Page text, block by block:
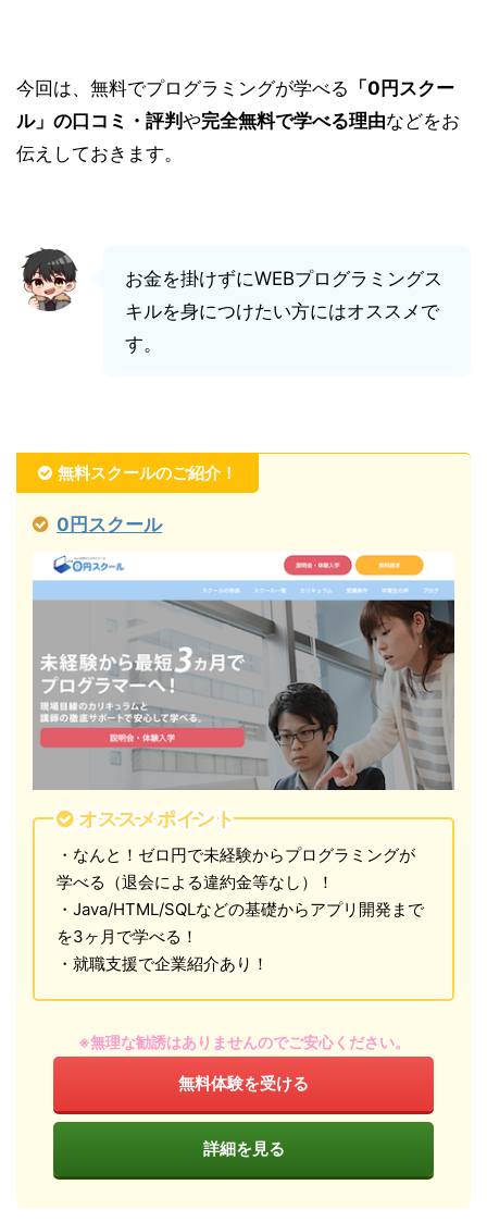
今回は、無料でプログラミングが学べる 「0円スクー
ル」の口コミ・評判や完全無料で学べる理由などをお
伝えしておきます。
お金を掛けずにWEBプログラミングス
キルを身につけたい方にはオススメで
す。
無料スクールのご紹介！
0円スクール
オススメポイント
・なんと！ゼロ円で未経験からプログラミングが
学べる（退会による違約金等なし）！
・Java/HTML/SQLなどの基礎からアプリ開発まで
を3ヶ月で学べる！
・就職支援で企業紹介あり！
※無理な勧誘はありませんのでご安心ください。
無料体験を受ける
詳細を見る